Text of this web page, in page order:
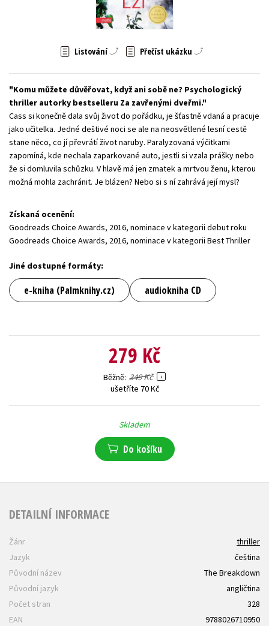
Zahraniční literatura
Všechny tituly
Listování Přečíst ukázku
Komu můžete důvěřovat, když ani sobě ne? Psychologický
thriller autorky bestselleru Za zavřenými dveřmi.
Cass si konečně dala svůj život do pořádku, je šťastně vdaná a pracuje
jako učitelka. Jedné deštivé noci se ale na neosvětlené lesní cestě
stane něco, co jí převrátí život naruby. Paralyzovaná výčitkami
zapomíná, kde nechala zaparkované auto, jestli si vzala prášky nebo
že si domluvila schůzku. V hlavě má jen zmatek a mrtvou ženu, kterou
možná mohla zachránit. Je blázen? Nebo si s ní zahrává její mysl?
Získaná ocenění:
Goodreads Choice Awards, 2016, nominace v kategorii debut roku
Goodreads Choice Awards, 2016, nominace v kategorii Best Thriller
Jiné dostupné formáty:
e-kniha (Palmknihy.cz) audiokniha CD
279 Kč
Běžně 349 Kč
ušetříte 70 Kč
Skladem
Do košíku
DETAILNÍ INFORMACE
Žánr
thriller
Jazyk
čeština
Původní název
The Breakdown
Původní jazyk
angličtina
Počet stran
328
EAN
9788026710950